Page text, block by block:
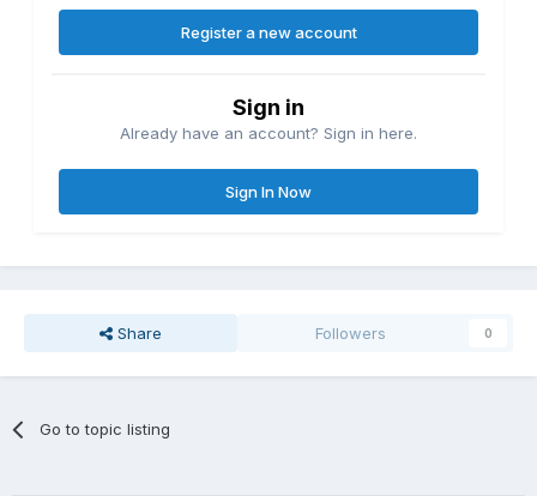
Register a new account
Sign in
Already have an account? Sign in here.
Sign In Now
Share Followers 0
Go to topic listing